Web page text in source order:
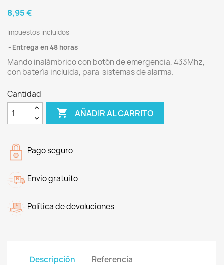
8,95 €
Impuestos incluidos
Entrega en 48 horas
Mando inalámbrico con botón de emergencia, 433Mhz,
con batería incluida, para sistemas de alarma.
Cantidad
 AÑADIR AL CARRITO
Pago seguro
Envio gratuito
Política de devoluciones
Descripción Referencia